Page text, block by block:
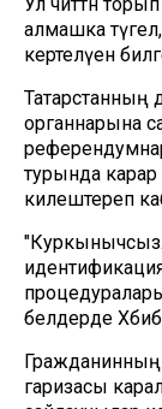
алмашка түгел,
кертелүен
Татарстанның
органнарына
турында карар
килештереп
белдерде
гаризасы